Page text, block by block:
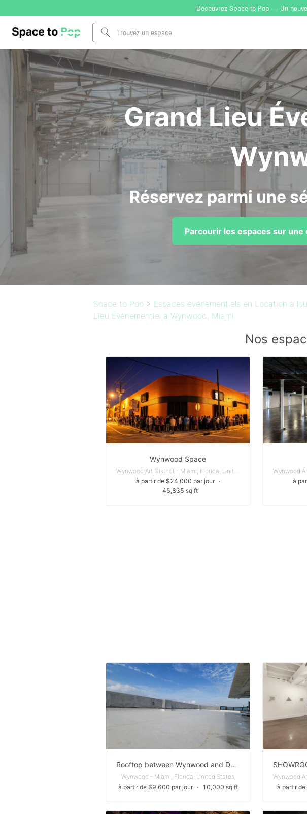
Découvrez Space to Pop — Un
Grand Lieu
Réservez parmi une
Parcourir les espaces sur une
Space to Pop > Espaces événementiels en Location à
Lieu Événementiel à Wynwood, Miami
Nos
Wynwood Space
Wynwood Art District - Miami, Florida, United States
à partir de $24,000 par jour
∙
45,835 sq ft
à
Rooftop between Wynwood and Design District
Wynwood - Miami, Florida, United States
à partir de $9,600 par jour
∙ 10,000 sq ft
à partir